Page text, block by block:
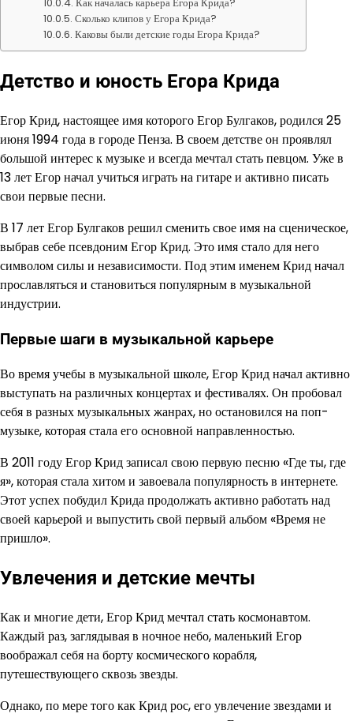
Сколько клипов у Егора Крида?
Каковы были детские годы Егора Крида?
Детство и юность Егора Крида
Егор Крид, настоящее имя которого Егор Булгаков, родился 25
июня 1994 года в городе Пенза. В своем детстве он проявлял
большой интерес к музыке и всегда мечтал стать певцом. Уже в
13 лет Егор начал учиться играть на гитаре и активно писать
свои первые песни.
В 17 лет Егор Булгаков решил сменить свое имя на сценическое,
выбрав себе псевдоним Егор Крид. Это имя стало для него
символом силы и независимости. Под этим именем Крид начал
прославляться и становиться популярным в музыкальной
индустрии.
Первые шаги в музыкальной карьере
Во время учебы в музыкальной школе, Егор Крид начал активно
выступать на различных концертах и фестивалях. Он пробовал
себя в разных музыкальных жанрах, но остановился на поп-
музыке, которая стала его основной направленностью.
В 2011 году Егор Крид записал свою первую песню «Где ты, где
я», которая стала хитом и завоевала популярность в интернете.
Этот успех побудил Крида продолжать активно работать над
своей карьерой и выпустить свой первый альбом «Время не
пришло».
Увлечения и детские мечты
Как и многие дети, Егор Крид мечтал стать космонавтом.
Каждый раз, заглядывая в ночное небо, маленький Егор
воображал себя на борту космического корабля,
путешествующего сквозь звезды.
Однако, по мере того как Крид рос, его увлечение звездами и